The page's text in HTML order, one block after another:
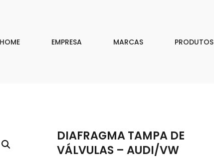
HOME EMPRESA MARCAS PRODUTOS
PRODUTOS
DIAFRAGMA TAMPA DE
VÁLVULAS – AUDI/VW